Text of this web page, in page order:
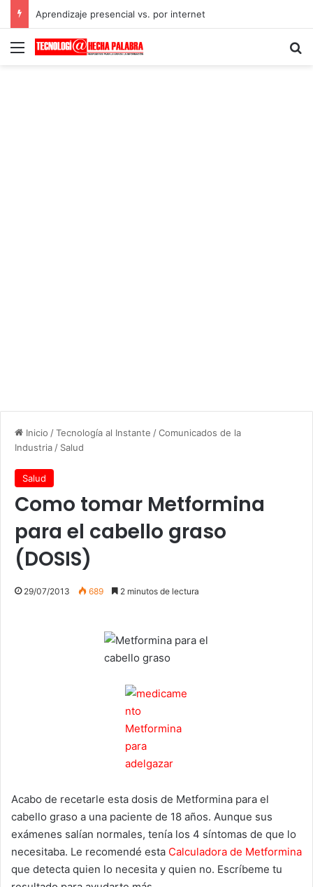
Aprendizaje presencial vs. por internet
Menú
Inicio /Tecnología al Instante /Comunicados de la
Industria / Salud
Salud
Como tomar Metformina
para el cabello graso
(DOSIS)
29/07/2013 689 2 minutos de lectura
Acabo de recetarle esta dosis de Metformina para el
cabello graso a una paciente de 18 años. Aunque sus
exámenes salían normales, tenía los 4 síntomas de que lo
necesitaba. Le recomendé esta Calculadora de Metformina
que detecta quien lo necesita y quien no. Escríbeme tu